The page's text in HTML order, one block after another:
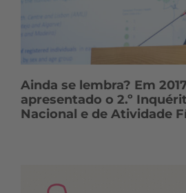
Ainda se lembra? Em
apresentado o 2.º
Nacional e de Atividade